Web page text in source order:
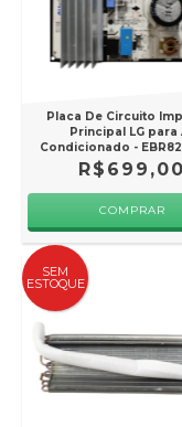
Placa De Circuito
Principal LG para
Condicionado -
R$699,00
SEM
ESTOQUE